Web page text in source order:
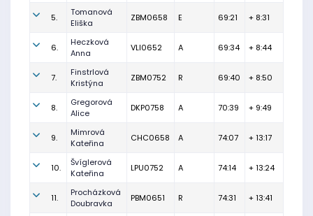
5.
Tomanová
Eliška
ZBM0658 E 69:21 + 8:31
6.
Heczková
Anna
VLI0652 A 69:34 + 8:44
7.
Finstrlová
Kristýna
ZBM0752 R 69:40 + 8:50
8.
Gregorová
Alice
DKP0758 A 70:39 + 9:49
9.
Mimrová
Kateřina
CHC0658 A 74:07 + 13:17
10.
Švíglerová
Kateřina
LPU0752 A 74:14 + 13:24
11.
Procházková
Doubravka
PBM0651 R 74:31 + 13:41